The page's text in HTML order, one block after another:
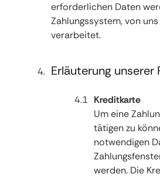
erforderlichen Daten
Zahlungssystem, von
verarbeitet.
Erläuterung unserer
Kreditkarte
Um eine
tätigen zu
notwendigen
werden. Die